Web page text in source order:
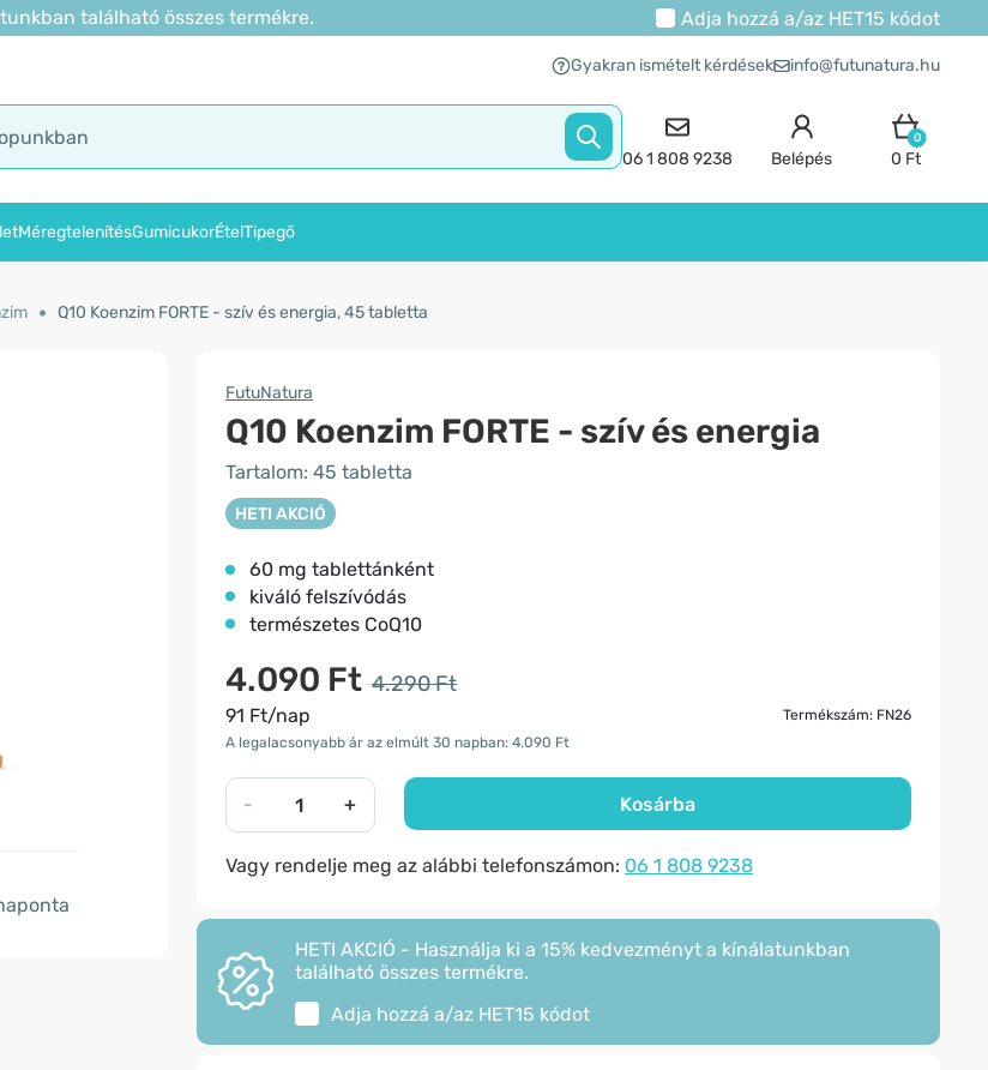
található összes termékre. Adja hozzá a/az HET15 kódot
Gyakran ismételt kérdések info@futunatura.hu
06 1 808 9238 Belépés
0
0 Ft
MéregtelenítésGumicukorÉtelTipegő
Q10 Koenzim FORTE - szív és energia, 45 tabletta
FutuNatura
Q10 Koenzim FORTE - szív és energia
Tartalom: 45 tabletta
HETI AKCIÓ
60 mg tablettánként
kiváló felszívódás
természetes CoQ10
4.090 Ft 4.290 Ft
91 Ft/nap
Termékszám: FN26
A legalacsonyabb ár az elmúlt 30 napban: 4.090 Ft
- + Kosárba
Vagy rendelje meg az alábbi telefonszámon: 06 1 808 9238
HETI AKCIÓ - Használja ki a 15% kedvezményt a kínálatunkban
található összes termékre.
Adja hozzá a/az HET15 kódot